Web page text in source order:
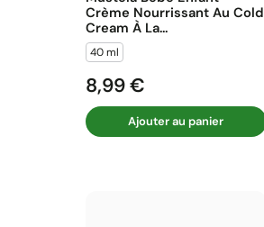
Crème Nourrissant Au Cold
Cream À La...
40 ml
Prix
8,99 €
Ajouter au panier